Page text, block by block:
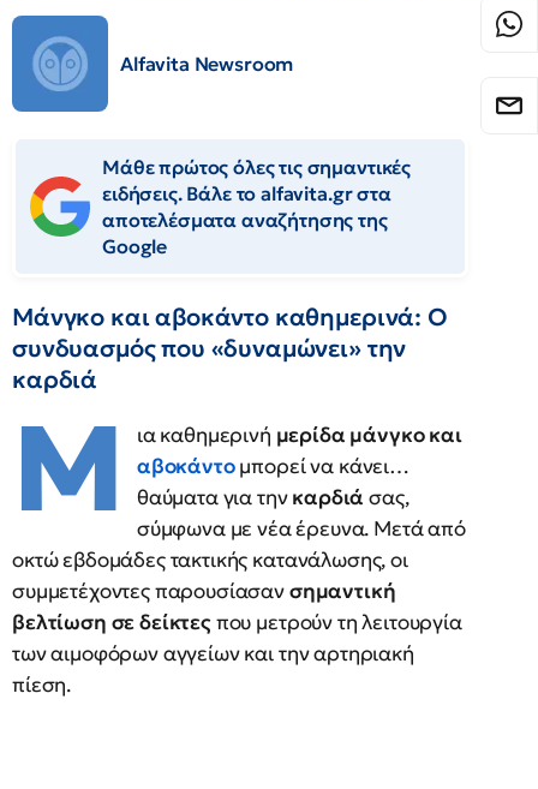
Alfavita Newsroom
Μάθε πρώτος όλες τις σημαντικές
ειδήσεις. Βάλε το alfavita.gr στα
αποτελέσματα αναζήτησης της
Google
Μάνγκο και αβοκάντο καθημερινά: Ο
συνδυασμός που «δυναμώνει» την
καρδιά
Μ ια καθημερινή μερίδα μάνγκο και
αβοκάντο μπορεί να κάνει…
θαύματα για τηνκαρδιά σας,
σύμφωνα με νέα έρευνα. Μετά από
οκτώ εβδομάδες τακτικής κατανάλωσης, οι
συμμετέχοντες παρουσίασανσημαντική
βελτίωση σε δείκτεςπου μετρούν τη λειτουργία
των αιμοφόρων αγγείων και την αρτηριακή
πίεση.